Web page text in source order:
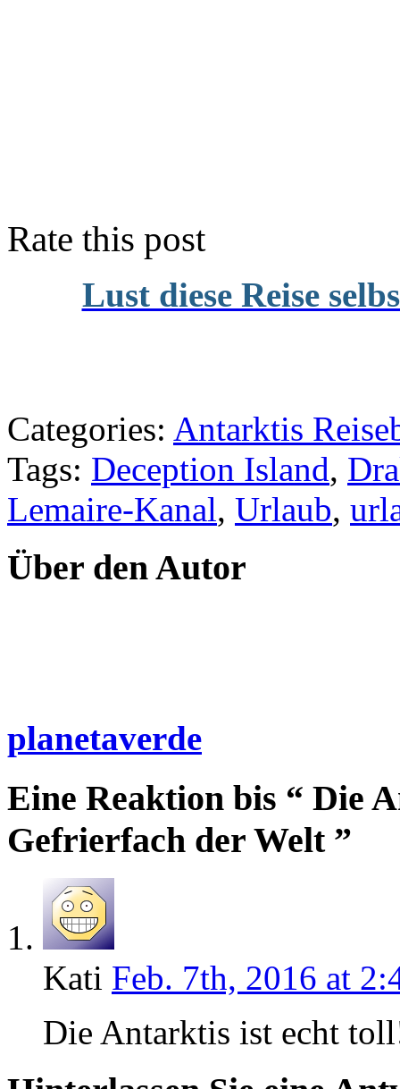
Rate this post
Lust diese Reise
Categories: Antarktis
Tags: Deception Island,
Lemaire-Kanal, Urlaub,
Über den Autor
planetaverde
Eine Reaktion bis “ Die
Gefrierfach der Welt ”
Kati Feb. 7th, 2016 at
Die Antarktis ist echt